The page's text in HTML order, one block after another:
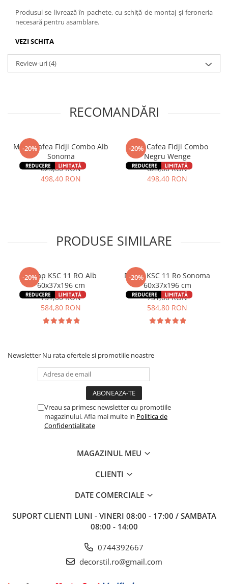
Produsul se livrează în pachete, cu schiță de montaj și feroneria
necesară pentru asamblare.
VEZI SCHITA
Review-uri(4)
RECOMANDĂRI
-20%
Masa Cafea Fidji Combo Alb
Sonoma
623,00 RON
498,40 RON
-20%
Masa Cafea Fidji Combo
Negru Wenge
623,00 RON
498,40 RON
PRODUSE SIMILARE
-20%
Dulap KSC 11 RO Alb
60x37x196 cm
731,00 RON
584,80 RON
-20%
Dulap KSC 11 Ro Sonoma
60x37x196 cm
731,00 RON
584,80 RON
Newsletter Nu rata ofertele si promotiile noastre
Vreau sa primesc newsletter cu promotiile
magazinului. Afla mai multe in Politica de
Confidentialitate
MAGAZINUL MEU
CLIENTI
DATE COMERCIALE
SUPORT CLIENTI LUNI - VINERI 08:00 - 17:00 / SAMBATA
08:00 - 14:00
0744392667
decorstil.ro@gmail.com